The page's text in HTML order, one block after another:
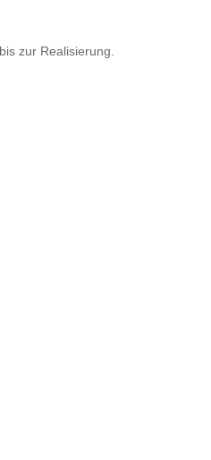
zur Realisierung.